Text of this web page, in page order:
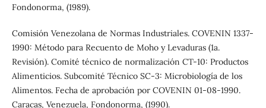
Fondonorma, (1989).
Comisión Venezolana de Normas Industriales. COVENIN 1337-
1990: Método para Recuento de Moho y Levaduras (1a.
Revisión). Comité técnico de normalización CT-10: Productos
Alimenticios. Subcomité Técnico SC-3: Microbiología de los
Alimentos. Fecha de aprobación por COVENIN 01-08-1990.
Caracas, Venezuela, Fondonorma, (1990).